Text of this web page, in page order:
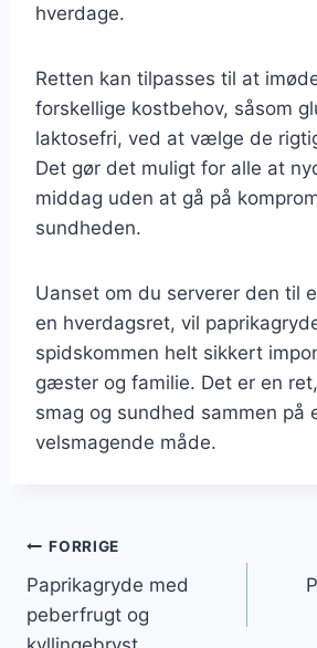
hverdage.
Retten kan tilpasses til at
forskellige kostbehov, såsom
laktosefri, ved at vælge de
Det gør det muligt for alle at
middag uden at gå på
sundheden.
Uanset om du serverer den til
en hverdagsret, vil
spidskommen helt sikkert
gæster og familie. Det er en
smag og sundhed sammen på
velsmagende måde.
Indlægsnavigation
FORRIGE
Paprikagryde med
peberfrugt og